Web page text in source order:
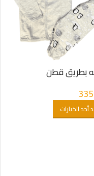
بطريق قطن
335
أحد الخيارات